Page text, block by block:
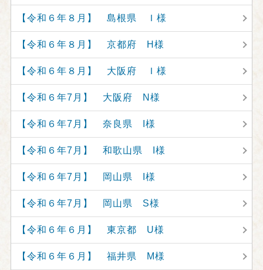
【令和６年８月】 島根県 Ｉ様
【令和６年８月】 京都府 H様
【令和６年８月】 大阪府 Ｉ様
【令和６年7月】 大阪府 N様
【令和６年7月】 奈良県 I様
【令和６年7月】 和歌山県 I様
【令和６年7月】 岡山県 I様
【令和６年7月】 岡山県 S様
【令和６年６月】 東京都 U様
【令和６年６月】 福井県 M様